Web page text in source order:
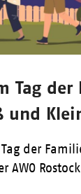
Tag der
und
der
AWO